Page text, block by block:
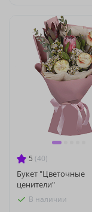
5 (40)
Букет "Цветочные
ценители"
В наличии